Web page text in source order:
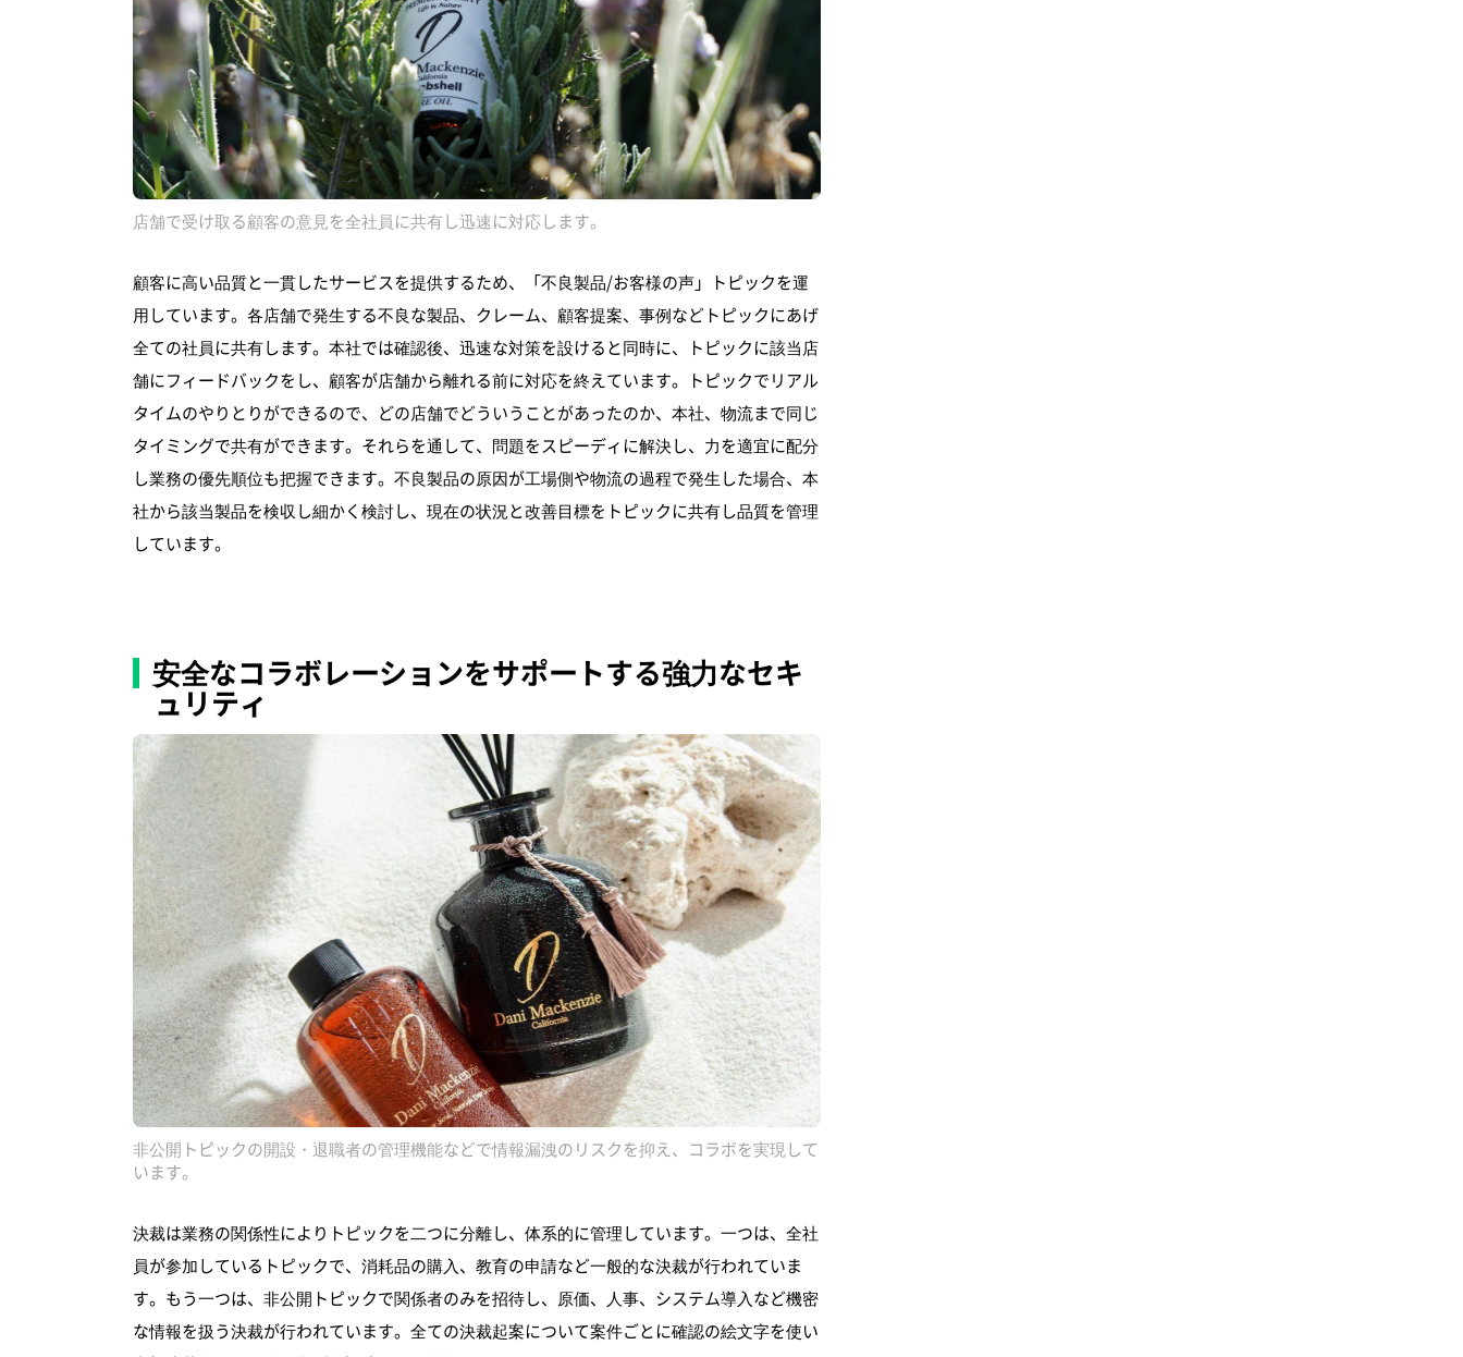
店舗で受け取る顧客の意見を全社員に共有し迅速に対応します。
顧客に高い品質と一貫したサービスを提供するため、「不良製品/お客様の声」トピックを運
用しています。各店舗で発生する不良な製品、クレーム、顧客提案、事例などトピックにあげ
全ての社員に共有します。本社では確認後、迅速な対策を設けると同時に、トピックに該当店
舗にフィードバックをし、顧客が店舗から離れる前に対応を終えています。トピックでリアル
タイムのやりとりができるので、どの店舗でどういうことがあったのか、本社、物流まで同じ
タイミングで共有ができます。それらを通して、問題をスピーディに解決し、力を適宜に配分
し業務の優先順位も把握できます。不良製品の原因が工場側や物流の過程で発生した場合、本
社から該当製品を検収し細かく検討し、現在の状況と改善目標をトピックに共有し品質を管理
しています。
安全なコラボレーションをサポートする強力なセキ
ュリティ
非公開トピックの開設・退職者の管理機能などで情報漏洩のリスクを抑え、コラボを実現して
います。
決裁は業務の関係性によりトピックを二つに分離し、体系的に管理しています。一つは、全社
員が参加しているトピックで、消耗品の購入、教育の申請など一般的な決裁が行われていま
す。もう一つは、非公開トピックで関係者のみを招待し、原価、人事、システム導入など機密
な情報を扱う決裁が行われています。全ての決裁起案について案件ごとに確認の絵文字を使い